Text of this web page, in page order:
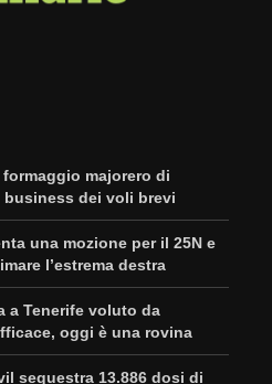
majorero di
business dei voli brevi
una mozione per il 25N e
l’estrema destra
a Tenerife voluto da
oggi è una rovina
sequestra 13.886 dosi di